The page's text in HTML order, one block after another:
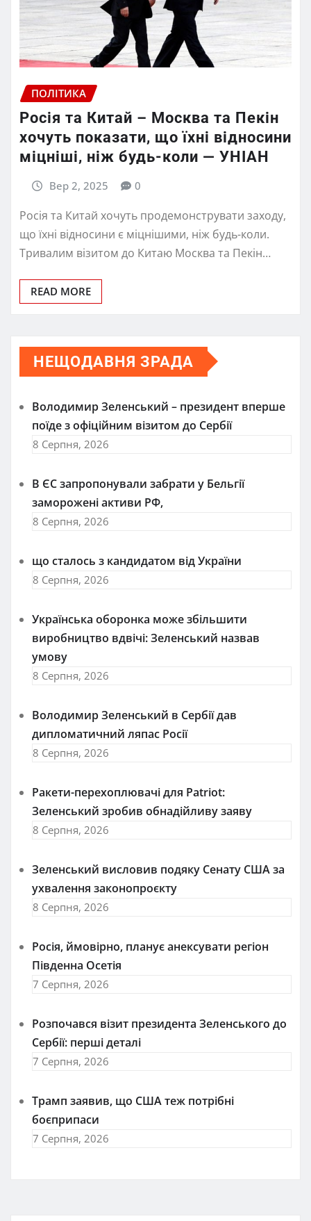
ПОЛІТИКА
Росія та Китай – Москва та Пекін
хочуть показати, що їхні відносини
міцніші, ніж будь-коли — УНІАН
Вер 2, 2025 0
Росія та Китай хочуть продемонструвати заходу,
що їхні відносини є міцнішими, ніж будь-коли.
Тривалим візитом до Китаю Москва та Пекін…
READ MORE
НЕЩОДАВНЯ ЗРАДА
Володимир Зеленський – президент вперше
поїде з офіційним візитом до Сербії
8 Серпня, 2026
В ЄС запропонували забрати у Бельгії
заморожені активи РФ,
8 Серпня, 2026
що сталось з кандидатом від України
8 Серпня, 2026
Українська оборонка може збільшити
виробництво вдвічі: Зеленський назвав
умову
8 Серпня, 2026
Володимир Зеленський в Сербії дав
дипломатичний ляпас Росії
8 Серпня, 2026
Ракети-перехоплювачі для Patriot:
Зеленський зробив обнадійливу заяву
8 Серпня, 2026
Зеленський висловив подяку Сенату США за
ухвалення законопроєкту
8 Серпня, 2026
Росія, ймовірно, планує анексувати регіон
Південна Осетія
7 Серпня, 2026
Розпочався візит президента Зеленського до
Сербії: перші деталі
7 Серпня, 2026
Трамп заявив, що США теж потрібні
боєприпаси
7 Серпня, 2026